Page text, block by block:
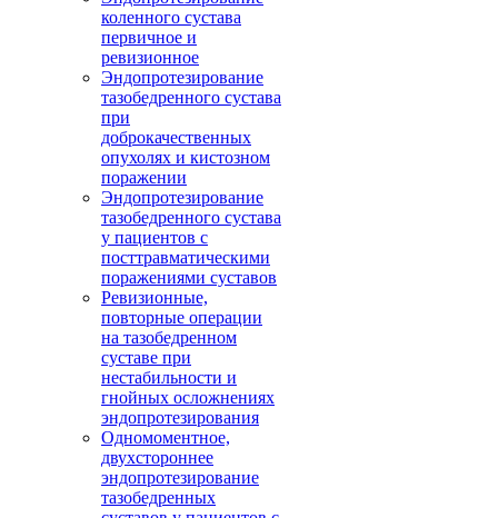
коленного сустава
первичное и
ревизионное
Эндопротезирование
тазобедренного сустава
при
доброкачественных
опухолях и кистозном
поражении
Эндопротезирование
тазобедренного сустава
у пациентов с
посттравматическими
поражениями суставов
Ревизионные,
повторные операции
на тазобедренном
суставе при
нестабильности и
гнойных осложнениях
эндопротезирования
Одномоментное,
двухстороннее
эндопротезирование
тазобедренных